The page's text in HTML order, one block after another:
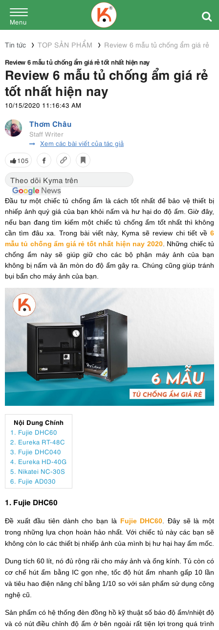
Menu
Tin tức TOP SẢN PHẨM
Review 6 mẫu tủ chống ẩm giá rẻ
Review 6 mẫu tủ chống ẩm giá rẻ tốt nhất hiện nay
Review 6 mẫu tủ chống ẩm giá rẻ
tốt nhất hiện nay
10/15/2020 11:16:43 AM
Thơm Châu
Staff Writer
Xem các bài viết của tác giả
105
Theo dõi Kyma trên
Đầu tư một chiếc tủ chống ẩm là cách tốt nhất để bảo vệ thiết bị
nhiếp ảnh quý giá của bạn khỏi nấm và hư hại do độ ẩm. Giờ đây,
nếu bạn đang tìm kiếm một chiếc tủ chống ẩm tốt nhất thì không
cần tìm đâu xa. Trong bài viết này, Kyma sẽ review chi tiết về 6
mẫu tủ chống ẩm giá rẻ tốt nhất hiện nay 2020. Những chiếc tủ
chống ẩm này sẽ giúp giữ cho các bộ phận máy ảnh của bạn
không bị nấm và ăn mòn do độ ẩm gây ra. Chúng cũng giúp tránh
bụi bẩn cho máy ảnh của bạn.
Nội Dung Chính
1. Fujie DHC60
2. Eureka RT-48C
3. Fujie DHC040
4. Eureka HD-40G
5. Nikatei NC-30S
6. Fujie AD030
1. Fujie DHC60
Đề xuất đầu tiên dành cho bạn là Fujie DHC60 . Đây sẽ là một
trong những lựa chọn hoàn hảo nhất. Với chiếc tủ này các bạn sẽ
không còn lo các thiết bị nhiếp ảnh của mình bị hư hại hay ẩm mốc.
Dung tích 60 lít, nó đủ rộng rãi cho máy ảnh và ống kính. Tủ còn có
cơ chế hút ẩm bằng IC gọn nhẹ, tốc độ hút ẩm nhanh gấp 10 lần
và tiêu hao điện năng chỉ bằng 1/10 so với sản phẩm sử dụng công
nghệ cũ.
Sản phẩm có hệ thống đèn đồng hồ kỹ thuật số báo độ ẩm/nhiệt độ
và có nút điều chỉnh độ ẩm ở bên ngoài rất tiện lợi trong quá trình